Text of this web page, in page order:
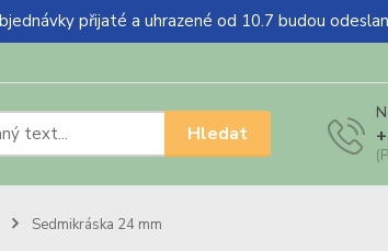
přijaté a uhrazené od 10.7 budou
Hledat
Sedmikráska 24 mm